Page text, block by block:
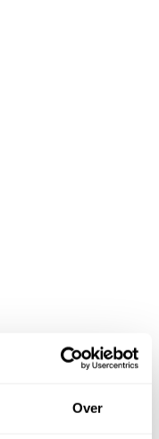
Over